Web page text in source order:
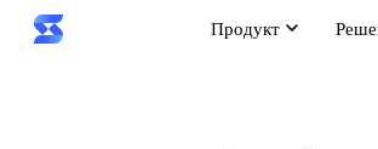
Продукт